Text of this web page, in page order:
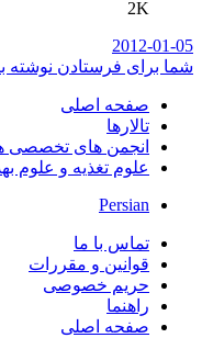
2K
2012-01-05
شما برای فرستادن نوشته
صفحه اصلی
تالارها
انجمن های تخصصی
علوم تغذیه و علوم
Persian
تماس با ما
قوانین و مقررات
حریم خصوصی
راهنما
صفحه اصلی